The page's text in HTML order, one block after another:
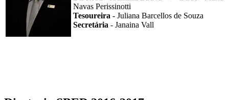
Navas Perissinotti
Tesoureira - Juliana Barcellos de Souza
Secretária - Janaina Vall